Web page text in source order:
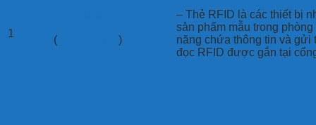
1
(
)
– Thẻ RFID là các thiết bị
sản phẩm mẫu trong
năng chứa thông tin và gửi
đọc RFID được gắn tại